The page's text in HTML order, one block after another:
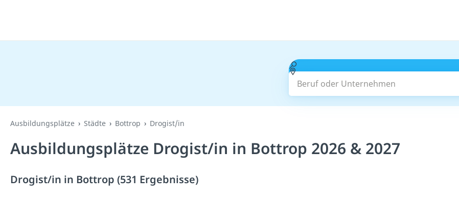
Beruf oder Unternehmen
Ausbildungsplätze Städte Bottrop Drogist/in
Ausbildungsplätze Drogist/in in Bottrop 2026 & 2027
Drogist/in in Bottrop (531 Ergebnisse)